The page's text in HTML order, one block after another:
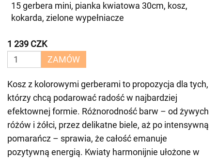
15 gerbera mini, pianka kwiatowa 30cm, kosz,
kokarda, zielone wypełniacze
1 239 CZK
ZAMÓW
Kosz z kolorowymi gerberami to propozycja dla tych,
którzy chcą podarować radość w najbardziej
efektownej formie. Różnorodność barw – od żywych
różów i żółci, przez delikatne biele, aż po intensywną
pomarańcz – sprawia, że całość emanuje
pozytywną energią. Kwiaty harmonijnie ułożone w